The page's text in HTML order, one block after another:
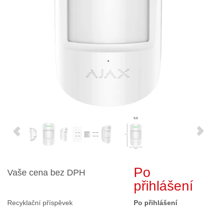
Vaše cena bez DPH
Po
přihlášení
Recyklační příspěvek
Po přihlášení